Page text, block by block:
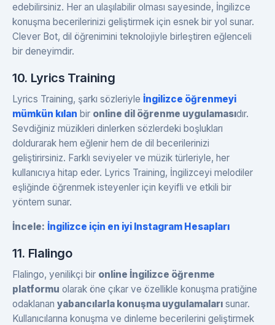
edebilirsiniz. Her an ulaşılabilir olması sayesinde, İngilizce
konuşma becerilerinizi geliştirmek için esnek bir yol sunar.
Clever Bot, dil öğrenimini teknolojiyle birleştiren eğlenceli
bir deneyimdir.
10. Lyrics Training
Lyrics Training, şarkı sözleriyle İngilizce öğrenmeyi
mümkün kılan bir online dil öğrenme uygulamasıdır.
Sevdiğiniz müzikleri dinlerken sözlerdeki boşlukları
doldurarak hem eğlenir hem de dil becerilerinizi
geliştirirsiniz. Farklı seviyeler ve müzik türleriyle, her
kullanıcıya hitap eder. Lyrics Training, İngilizceyi melodiler
eşliğinde öğrenmek isteyenler için keyifli ve etkili bir
yöntem sunar.
İncele: İngilizce için en iyi Instagram Hesapları
11. Flalingo
Flalingo, yenilikçi bir online İngilizce öğrenme
platformu olarak öne çıkar ve özellikle konuşma pratiğine
odaklanan yabancılarla konuşma uygulamaları sunar.
Kullanıcılarına konuşma ve dinleme becerilerini geliştirmek